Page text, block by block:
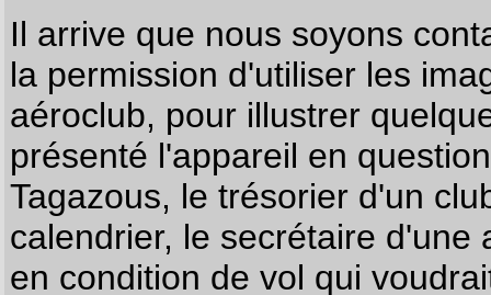
Il arrive que nous soyons
la permission d'utiliser les
aéroclub, pour illustrer
présenté l'appareil en
Tagazous, le trésorier d'un
calendrier, le secrétaire
en condition de vol qui